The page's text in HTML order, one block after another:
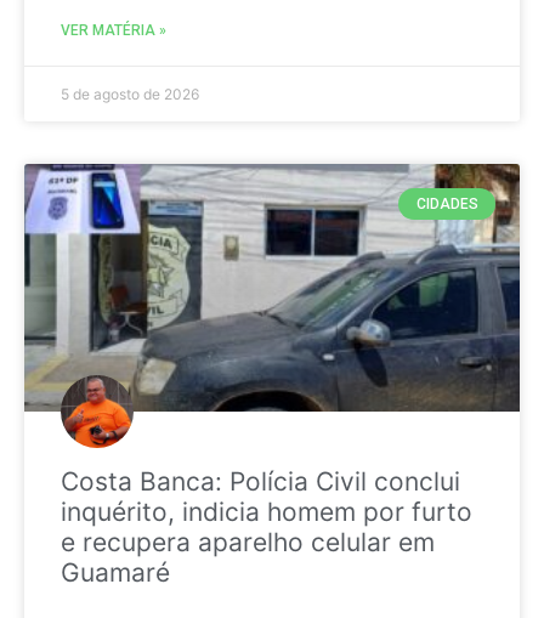
VER MATÉRIA »
5 de agosto de 2026
CIDADES
Costa Banca: Polícia Civil conclui
inquérito, indicia homem por furto
e recupera aparelho celular em
Guamaré